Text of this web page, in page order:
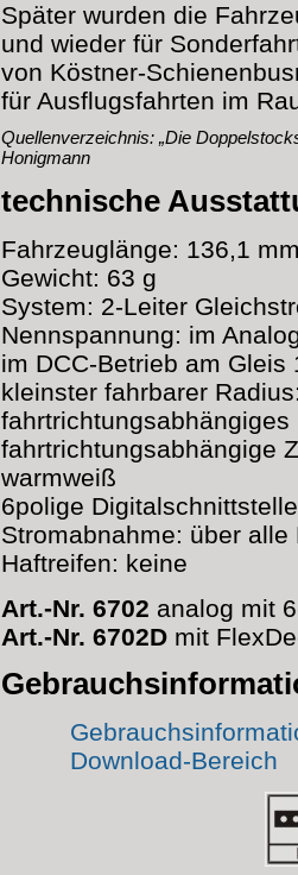
Später wurden die
und wieder für
von Köstner-
für Ausflugsfahrten im
Quellenverzeichnis: „Die
Honigmann
technische
Fahrzeuglänge: 136,1
Gewicht: 63 g
System: 2-Leiter
Nennspannung: im
im DCC-Betrieb am
kleinster fahrbarer
fahrtrichtungsabhängige
warmweiß
6polige
Stromabnahme: über alle
Haftreifen: keine
Art.-Nr. 6702 analog mit
Art.-Nr. 6702D mit
Download-Bereich